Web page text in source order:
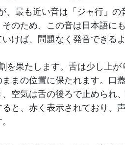
最も近い音は「ジャ行」の
のため、この音は日本語に
けば、問題なく発音できるよ
果たします。舌は少し上
まの位置に保たれます。口
空気は舌の後ろで止められ
と、赤く表示されており、